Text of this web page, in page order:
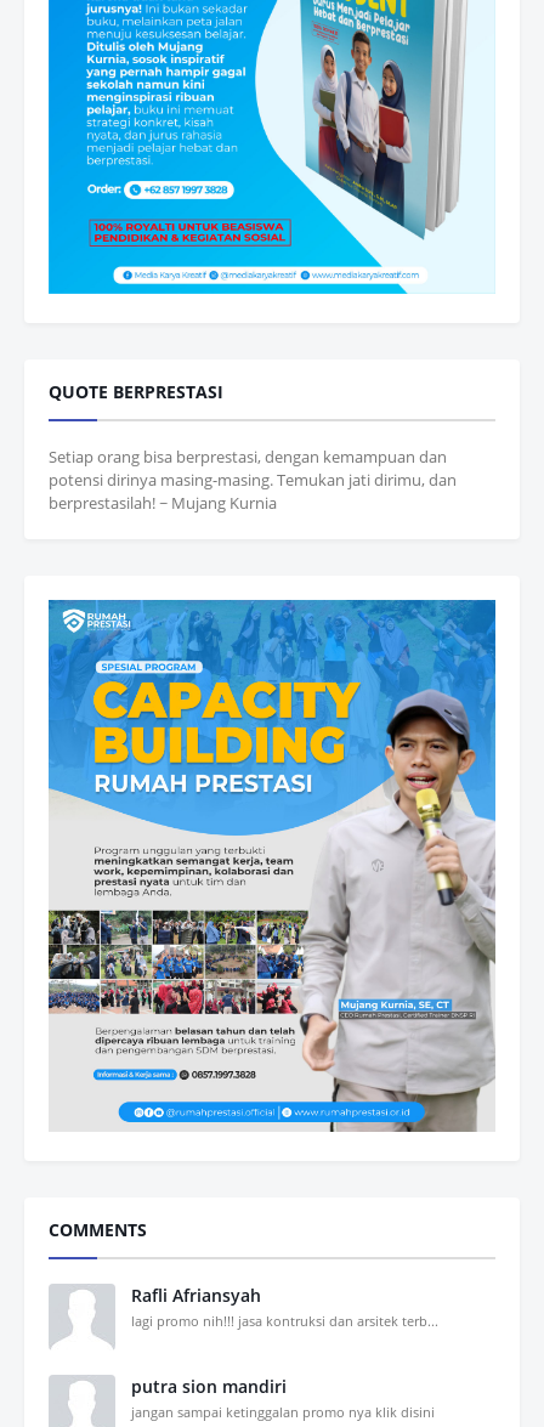
QUOTE BERPRESTASI
Setiap orang bisa berprestasi, dengan kemampuan dan
potensi dirinya masing-masing. Temukan jati dirimu, dan
berprestasilah! ~ Mujang Kurnia
COMMENTS
Rafli Afriansyah
lagi promo nih!!! jasa kontruksi dan arsitek terb...
putra sion mandiri
jangan sampai ketinggalan promo nya klik disini